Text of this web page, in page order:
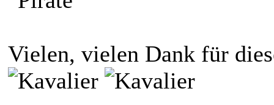
Vielen, vielen Dank für